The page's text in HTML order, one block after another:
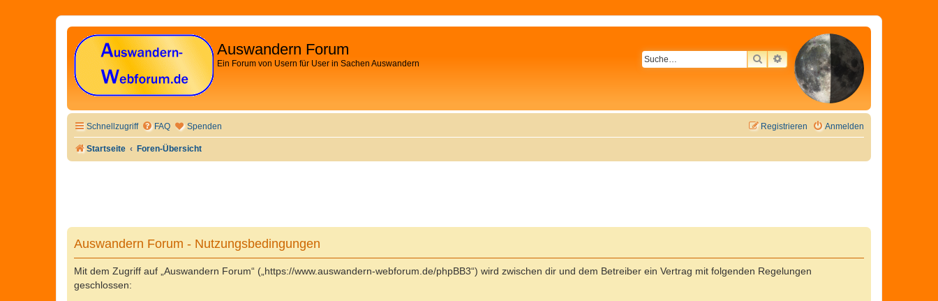
Auswandern Forum
Ein Forum von Usern für User in Sachen Auswandern SUCHEERWEITERTE SUCHE
Schnellzugriff FAQ Spenden Anmelden
Registrieren
Startseite Foren-Übersicht
Auswandern Forum - Nutzungsbedingungen
Mit dem Zugriff auf „Auswandern Forum“ („https://www.auswandern-webforum.de/phpBB3“) wird zwischen dir und dem Betreiber ein Vertrag mit folgenden Regelungen
geschlossen: